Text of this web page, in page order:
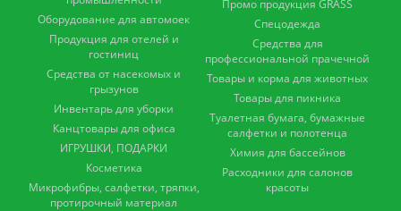
Оборудование для автомоек
Продукция для отелей и
гостиниц
Средства от насекомых и
грызунов
Инвентарь для уборки
Канцтовары для офиса
ИГРУШКИ, ПОДАРКИ
Косметика
Микрофибры, салфетки, тряпки,
протирочный материал
Промо продукция GRASS
Спецодежда
Средства для
профессиональной прачечной
Товары и корма для животных
Товары для пикника
Туалетная бумага, бумажные
салфетки и полотенца
Химия для бассейнов
Расходники для салонов
красоты